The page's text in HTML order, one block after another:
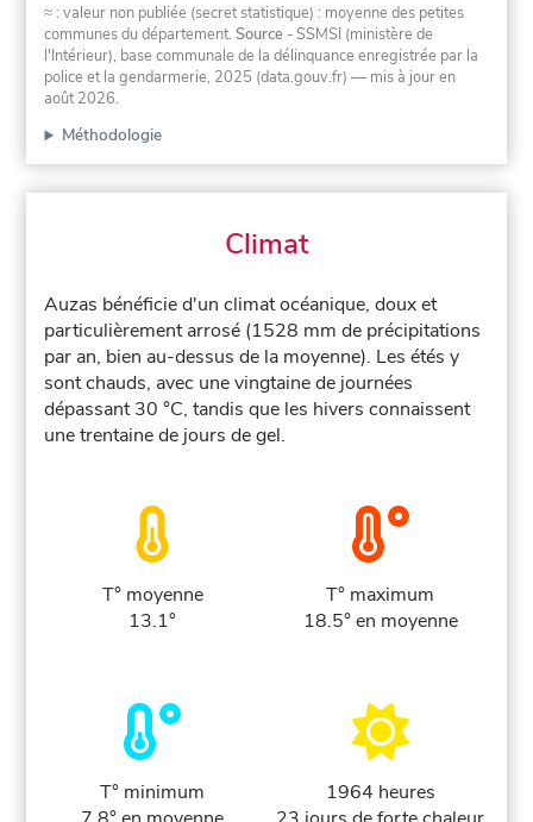
≈ : valeur non publiée (secret statistique) : moyenne des petites
communes du département.Source - SSMSI (ministère de
l'Intérieur), base communale de la délinquance enregistrée par la
police et la gendarmerie, 2025 (data.gouv.fr) — mis à jour en
août 2026.
Méthodologie
Climat
Auzas bénéficie d'un climat océanique, doux et
particulièrement arrosé (1528 mm de précipitations
par an, bien au-dessus de la moyenne). Les étés y
sont chauds, avec une vingtaine de journées
dépassant 30 °C, tandis que les hivers connaissent
une trentaine de jours de gel.
T° moyenne
13.1°
T° maximum
18.5° en moyenne
T° minimum
1964 heures